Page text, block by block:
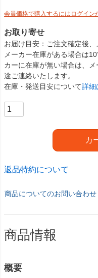
会員価格で購入するにはログイン
お取り寄せ
お届け目安
ご注文確定後、
メーカー在庫がある場合は
カーに在庫が無い場合は、
途ご連絡いたします。
在庫・発送目安について詳細
カ
返品特約について
商品についてのお問い合わせ
商品情報
概要